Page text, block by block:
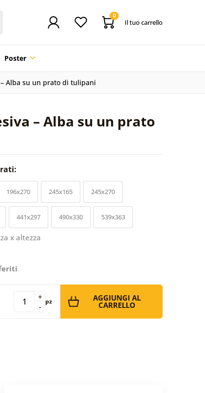
0
Il tuo carrello
Poster
Alba su un prato di tulipani
– Alba su un prato
196x270 245x165 245x270
441x297 490x330 539x363
x altezza
-
+ pz AGGIUNGI AL
CARRELLO